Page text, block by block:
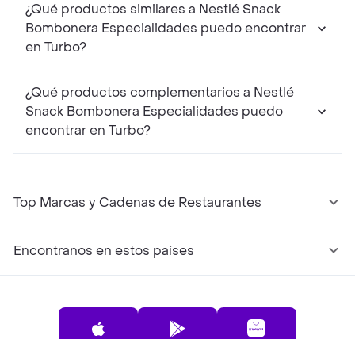
¿Qué productos similares a Nestlé Snack
Bombonera Especialidades puedo encontrar
en Turbo?
¿Qué productos complementarios a Nestlé
Snack Bombonera Especialidades puedo
encontrar en Turbo?
Top Marcas y Cadenas de Restaurantes
Encontranos en estos países